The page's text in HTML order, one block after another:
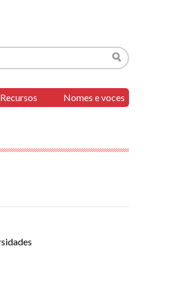
Buscar
Recursos Nomes e voces